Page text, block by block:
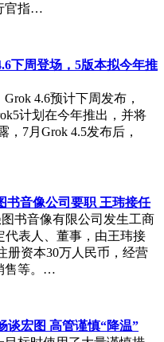
官指…
下周登场，5版本拟今年推
4.6预计下周发布，
计划在今年推出，并将
，7月Grok 4.5发布后，
书音像公司要职 王玮接任
书音像有限公司发生工商
代表人、董事，由王玮接
册资本30万人民币，经营
售等。…
谈宏图 高管谨慎“降温”